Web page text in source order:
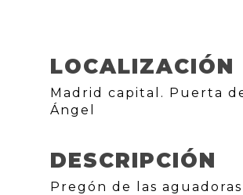
LOCALIZACIÓN
Madrid capital. Puerta
Ángel
DESCRIPCIÓN
Pregón de las